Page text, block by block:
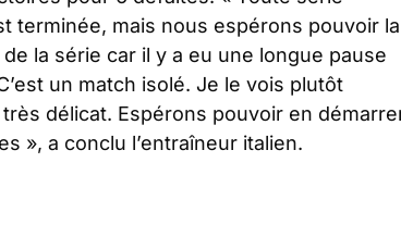
terminée, mais nous espérons pouvoir la
la série car il y a eu une longue pause
un match isolé. Je le vois plutôt
délicat. Espérons pouvoir en
», a conclu l’entraîneur italien.